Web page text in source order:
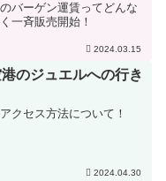
バーゲン運賃ってどんな
一斉販売開始！
2024.03.15
のジュエルへの行き
クセス方法について！
2024.04.30